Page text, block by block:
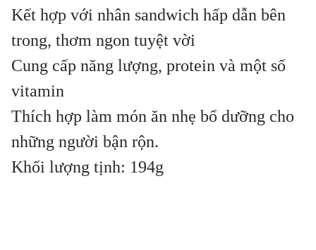
Kết hợp với nhân sandwich hấp dẫn bên
trong, thơm ngon tuyệt vời
Cung cấp năng lượng, protein và một số
vitamin
Thích hợp làm món ăn nhẹ bổ dưỡng cho
những người bận rộn.
Khối lượng tịnh: 194g